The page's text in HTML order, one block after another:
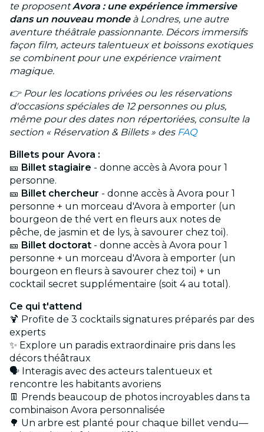
te proposentAvora : une expérience immersive
dans un nouveau mondeà Londres, une autre
aventure théâtrale passionnante. Décors immersifs
façon film, acteurs talentueux et boissons exotiques
se combinent pour une expérience vraiment
magique.
👉 Pour les locations privées ou les réservations
d'occasions spéciales de 12 personnes ou plus,
même pour des dates non répertoriées, consulte la
section « Réservation & Billets » des FAQ
Billets pour Avora :
🎫 Billet stagiaire - donne accès à Avora pour 1
personne.
🎫 Billet chercheur - donne accès à Avora pour 1
personne + un morceau d'Avora à emporter (un
bourgeon de thé vert en fleurs aux notes de
pêche, de jasmin et de lys, à savourer chez toi).
🎫 Billet doctorat - donne accès à Avora pour 1
personne + un morceau d'Avora à emporter (un
bourgeon en fleurs à savourer chez toi) + un
cocktail secret supplémentaire (soit 4 au total).
Ce qui t'attend
🍹 Profite de 3 cocktails signatures préparés par des
experts
✨ Explore un paradis extraordinaire pris dans les
décors théâtraux
🗣️ Interagis avec des acteurs talentueux et
rencontre les habitants avoriens
👖 Prends beaucoup de photos incroyables dans ta
combinaison Avora personnalisée
🌳 Un arbre est planté pour chaque billet vendu—